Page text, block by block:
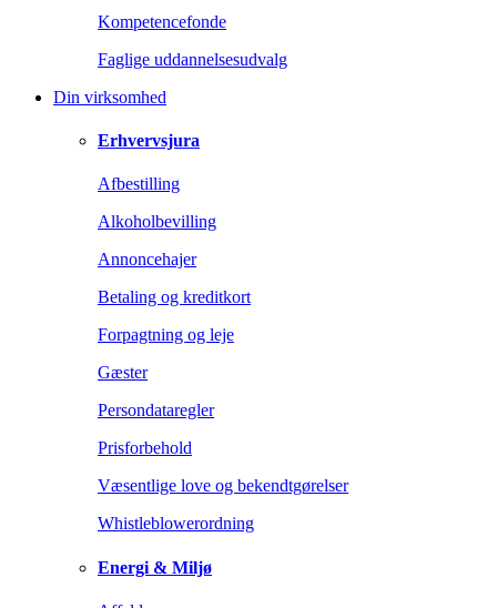
Kompetencefonde
Faglige uddannelsesudvalg
Din virksomhed
Erhvervsjura
Afbestilling
Alkoholbevilling
Annoncehajer
Betaling og kreditkort
Forpagtning og leje
Gæster
Persondataregler
Prisforbehold
Væsentlige love og bekendtgørelser
Whistleblowerordning
Energi & Miljø